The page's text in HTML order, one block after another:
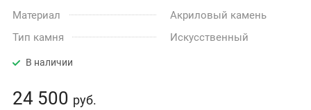
Материал
Акриловый камень
Тип камня
Искусственный
В наличии
24 500 руб.